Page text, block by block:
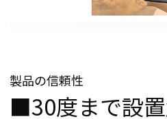
製品の信頼性
■30度まで設